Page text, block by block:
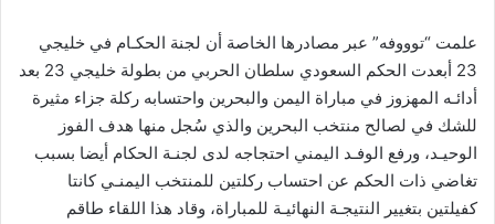
علمت “توووفه” عبر مصادرها الخاصة أن لجنة الحكـام في خليجي
23 أبعدت الحكم السعودي سلطان الحربي من بطولة خليجي 23 بعد
أدائـه المهزوز في مباراة اليمن والبحرين واحتسابه ركلة جزاء مثيرة
للشك في لصالح منتخب البحرين والذي سُجل منها هدف الفوز
الوحيـد، ورفع الوفـد اليمني احتجاجه لدى لجنـة الحكام أيضا بسبب
تغاضي ذات الحكم عن احتساب ركلتين للمنتخب اليمنـي كانتا
كفيلتين بتغيير النتيجـة النهائيـة للمباراة، وقاد هذا اللقاء طاقم